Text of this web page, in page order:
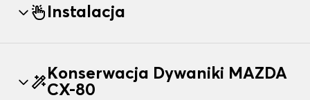
Instalacja
Konserwacja Dywaniki MAZDA
CX-80